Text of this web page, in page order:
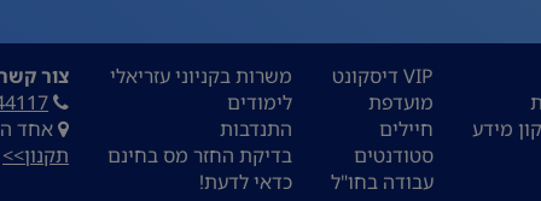
מידע
VIP דיסקונט
מועדפת
חיילים
סטודנטים
עבודה בחו"ל
משרות בקניוני עזריאלי
לימודים
התנדבות
בדיקת החזר מס בחינם
כדאי לדעת!
צור
אחד העם 9,
תקנון>>